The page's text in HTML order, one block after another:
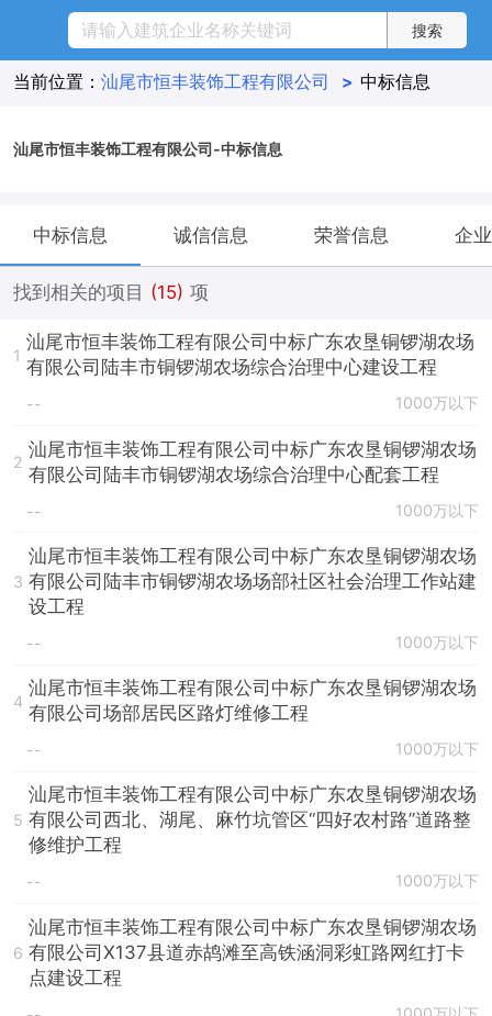
当前位置： 汕尾市恒丰装饰工程有限公司 > 中标信息
汕尾市恒丰装饰工程有限公司-中标信息
中标信息 诚信信息 荣誉信息 企
找到相关的项目 (15) 项
1
汕尾市恒丰装饰工程有限公司中标广东农垦铜锣湖农场
有限公司陆丰市铜锣湖农场综合治理中心建设工程
-- 1000万以下
2
汕尾市恒丰装饰工程有限公司中标广东农垦铜锣湖农场
有限公司陆丰市铜锣湖农场综合治理中心配套工程
-- 1000万以下
3
汕尾市恒丰装饰工程有限公司中标广东农垦铜锣湖农场
有限公司陆丰市铜锣湖农场场部社区社会治理工作站建
设工程
-- 1000万以下
4
汕尾市恒丰装饰工程有限公司中标广东农垦铜锣湖农场
有限公司场部居民区路灯维修工程
-- 1000万以下
5
汕尾市恒丰装饰工程有限公司中标广东农垦铜锣湖农场
有限公司西北、湖尾、麻竹坑管区“四好农村路”道路整
修维护工程
-- 1000万以下
6
汕尾市恒丰装饰工程有限公司中标广东农垦铜锣湖农场
有限公司X137县道赤鸪滩至高铁涵洞彩虹路网红打卡
点建设工程